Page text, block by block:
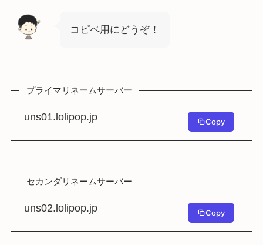
コピペ用にどうぞ！
プライマリネームサーバー
uns01.lolipop.jp Copy
セカンダリネームサーバー
uns02.lolipop.jp Copy